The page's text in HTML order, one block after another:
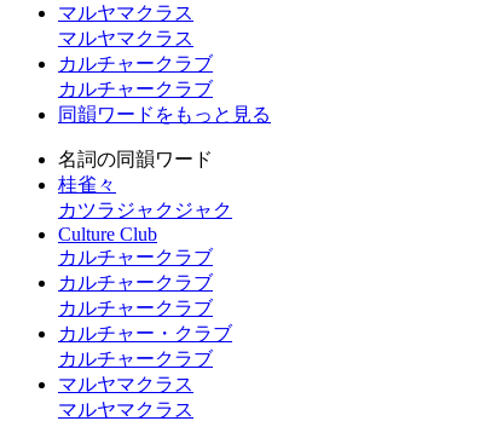
マルヤマクラス
マルヤマクラス
カルチャークラブ
カルチャークラブ
同韻ワードをもっと見る
名詞の同韻ワード
桂雀々
カツラジャクジャク
Culture Club
カルチャークラブ
カルチャークラブ
カルチャークラブ
カルチャー・クラブ
カルチャークラブ
マルヤマクラス
マルヤマクラス